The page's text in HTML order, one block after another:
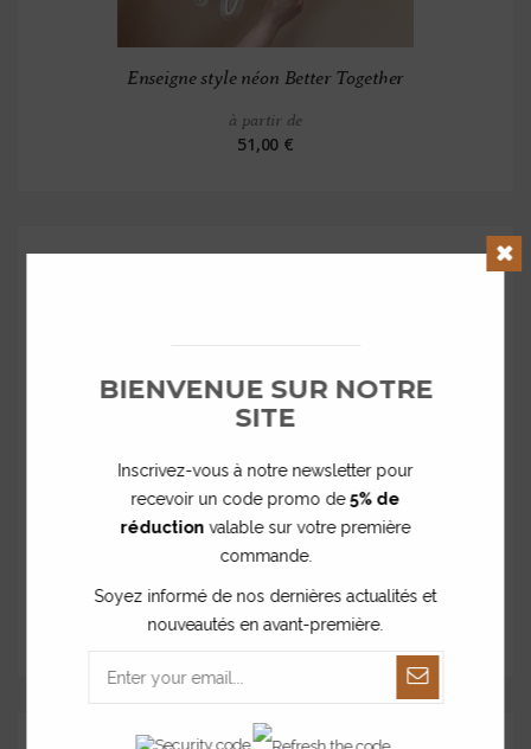
Enseigne style néon Better Together
à partir de
51,00 €
Enseigne style néon Let's Party !
à partir de
46,00 €
BIENVENUE SUR NOTRE
SITE
Inscrivez-vous à notre newsletter pour
recevoir un code promo de5% de
réduction valable sur votre première
commande.
Soyez informé de nos dernières actualités et
nouveautés en avant-première.